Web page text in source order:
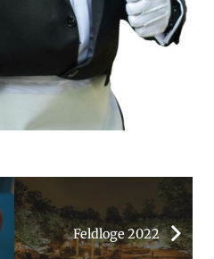
Feldloge 2022